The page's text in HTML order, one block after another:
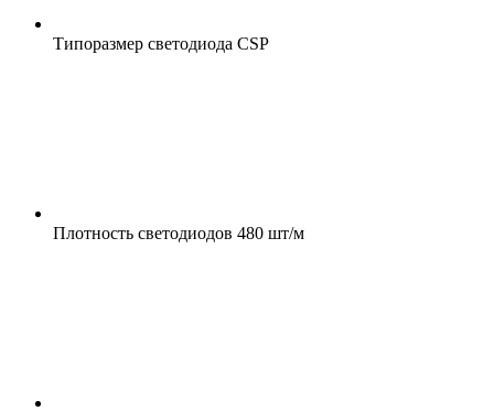
Типоразмер светодиода CSP
Плотность светодиодов 480 шт/м